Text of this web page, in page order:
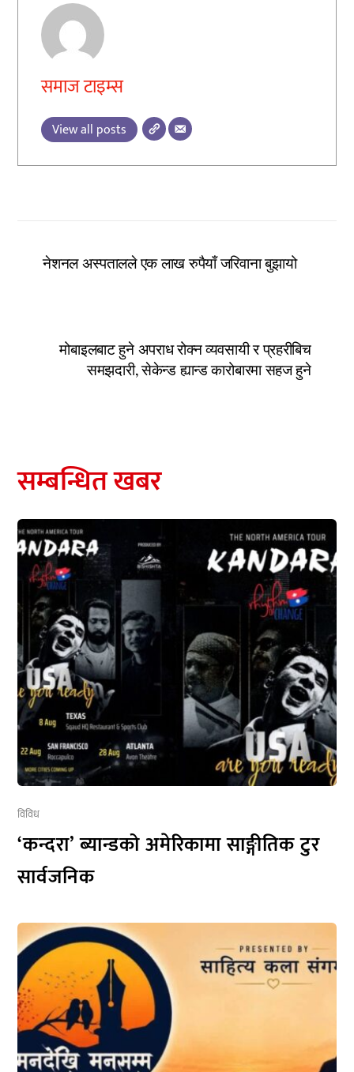
समाज टाइम्स
View all posts
नेशनल अस्पतालले एक लाख रुपैयाँ जरिवाना बुझायो
मोबाइलबाट हुने अपराध रोक्न व्यवसायी र प्रहरीबिच
समझदारी, सेकेन्ड ह्यान्ड कारोबारमा सहज हुने
सम्बन्धित खबर
विविध
‘कन्दरा’ ब्यान्डको अमेरिकामा साङ्गीतिक टुर
सार्वजनिक